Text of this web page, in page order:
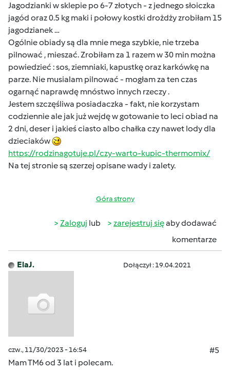
Jagodzianki w sklepie po 6-7 złotych - z jednego słoiczka
jagód oraz 0.5 kg maki i połowy kostki drożdży zrobiłam 15
jagodzianek …
Ogólnie obiady są dla mnie mega szybkie, nie trzeba
pilnować , mieszać. Zrobiłam za 1 razem w 30 min można
powiedzieć : sos, ziemniaki, kapustkę oraz karkówkę na
parze. Nie musialam pilnować - mogłam za ten czas
ogarnąć naprawdę mnóstwo innych rzeczy .
Jestem szczęśliwa posiadaczka - fakt, nie korzystam
codziennie ale jak już wejdę w gotowanie to leci obiad na
2 dni, deser i jakieś ciasto albo chałka czy nawet lody dla
dzieciaków
https://rodzinagotuje.pl/czy-warto-kupic-thermomix/
Na tej stronie są szerzej opisane wady i zalety.
Góra strony
Zaloguj lub zarejestruj sięaby dodawać
komentarze
ElaJ. Dołączył : 19.04.2021
czw., 11/30/2023 - 16:54
#5
Mam TM6 od 3 lat i polecam.